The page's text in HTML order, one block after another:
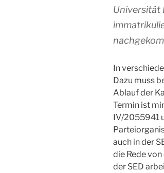
Universität
In
Dazu muss
Ablauf der
Termin ist
IV/2055941
auch in der
die Rede
der SED